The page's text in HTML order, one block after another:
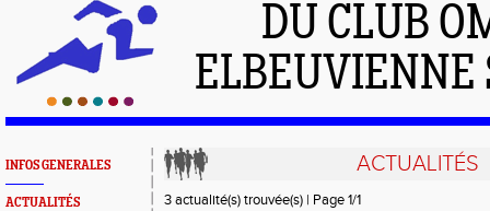
DU CLUB
INFOS GENERALES
ACTUALITÉS
ACTUALITÉS
3 actualité(s) trouvée(s) | Page 1/1